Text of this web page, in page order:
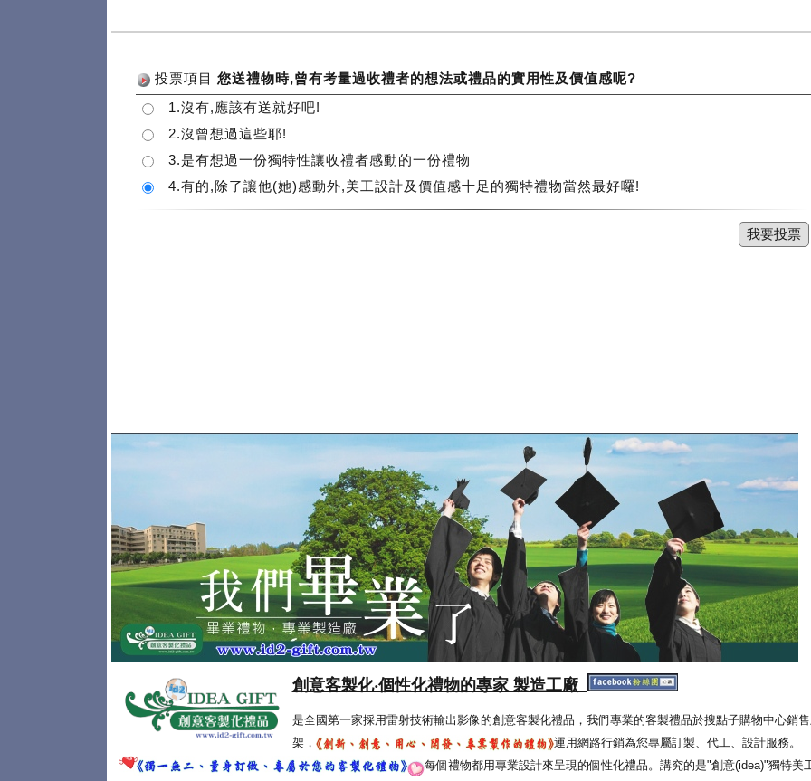
創意客製化‧個性化禮物的專家 製造工廠
是全國第一家採用雷射技術輸出影像的創意客製化禮品，我們專業的客製禮品於搜點子購物中心銷
架，
運用網路行銷為您專屬訂製、代工、設計服務。
每個禮物都用專業設計來呈現的個性化禮品。講究的是"創意(idea)"獨特美